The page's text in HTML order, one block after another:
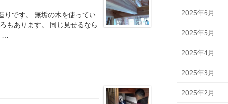
りです。 無垢の木を使ってい
もあります。 同じ見せるなら
2025年6月
2025年5月
2025年4月
2025年3月
2025年2月